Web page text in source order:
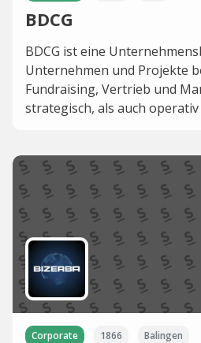
BDCG
BDCG ist eine
Unternehmen und Projekte
Fundraising, Vertrieb und
strategisch, als auch
Corporate 1866 Balingen